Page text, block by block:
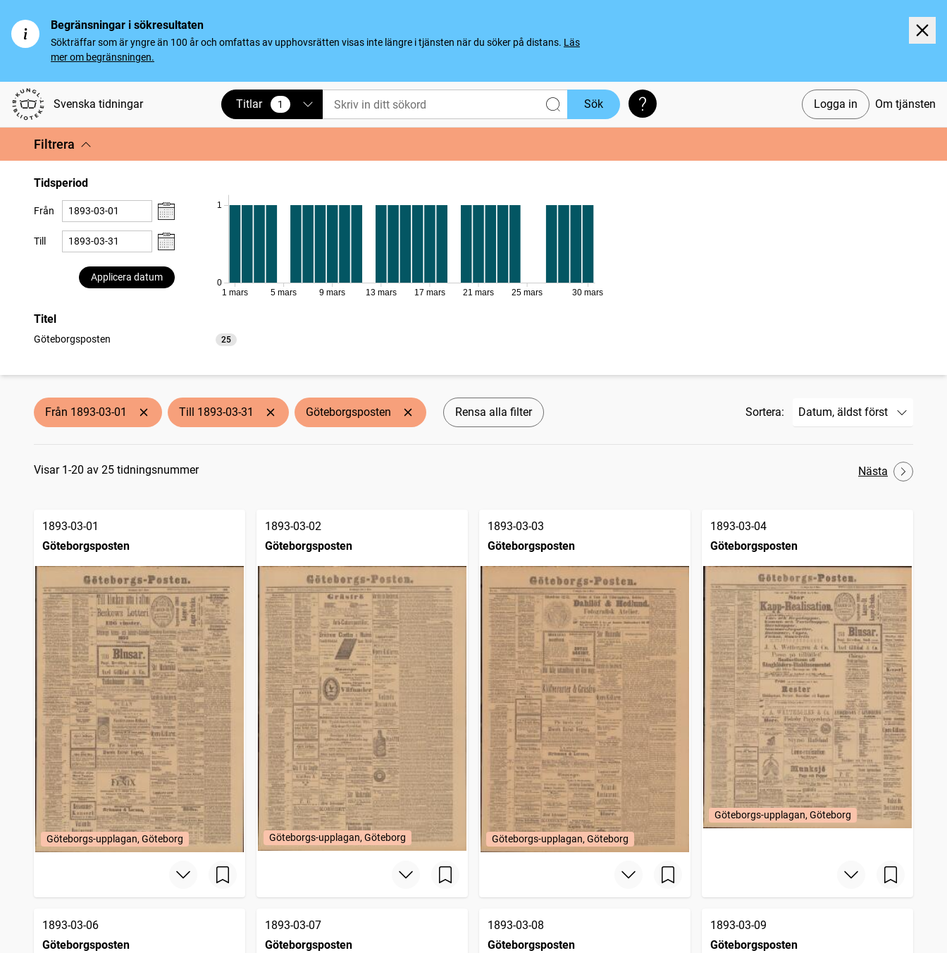
Begränsningar i sökresultaten
Sökträffar som är yngre än 100 år och omfattas av upphovsrätten visas inte längre i tjänsten när du söker på distans. Läs
mer om begränsningen.
Svenska tidningar Logga in Om tjänsten
Titlar 1
vald Sök Söktips
Filtrera
Tidsperiod
Från
Till
Applicera datum
0
1
1 mars 5 mars 9 mars 13 mars 17 mars 21 mars 25 mars 30 mars
Titel
Göteborgsposten 25
träffar
Från 1893-03-01 Till 1893-03-31 Göteborgsposten Rensa alla filter Sortera:
Sökresultat
Visar 1-20 av 25 tidningsnummer Nästa
1893-03-01
Göteborgsposten
Göteborgs-upplagan, Göteborg
1893-03-02
Göteborgsposten
Göteborgs-upplagan, Göteborg
1893-03-03
Göteborgsposten
Göteborgs-upplagan, Göteborg
1893-03-04
Göteborgsposten
Göteborgs-upplagan, Göteborg
1893-03-06
Göteborgsposten
1893-03-07
Göteborgsposten
1893-03-08
Göteborgsposten
1893-03-09
Göteborgsposten